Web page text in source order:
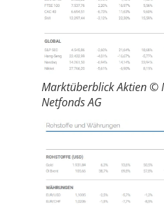
Marktüberblick Aktien ©
Netfonds AG